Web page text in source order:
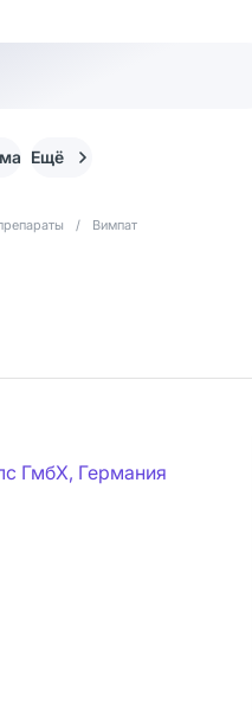
Ещё
/ Вимпат
ГмбХ, Германия